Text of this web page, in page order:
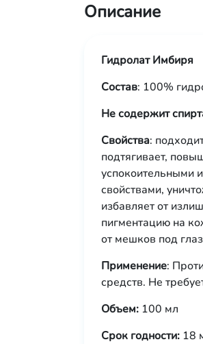
Описание
Гидролат Имбиря
Состав: 100%
Не содержит
Свойства:
подтягивает,
успокоительными
свойствами,
избавляет от
пигментацию на
от мешков под
Применение:
средств. Не
Объем: 100 мл
Срок годности: 18